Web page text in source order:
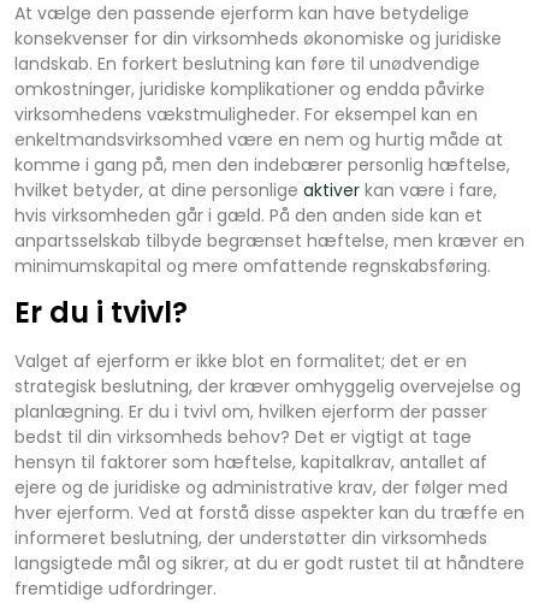
At vælge den passende ejerform kan have betydelige
konsekvenser for din virksomheds økonomiske og juridiske
landskab. En forkert beslutning kan føre til unødvendige
omkostninger, juridiske komplikationer og endda påvirke
virksomhedens vækstmuligheder. For eksempel kan en
enkeltmandsvirksomhed være en nem og hurtig måde at
komme i gang på, men den indebærer personlig hæftelse,
hvilket betyder, at dine personlige aktiver kan være i fare,
hvis virksomheden går i gæld. På den anden side kan et
anpartsselskab tilbyde begrænset hæftelse, men kræver en
minimumskapital og mere omfattende regnskabsføring.
Er du i tvivl?
Valget af ejerform er ikke blot en formalitet; det er en
strategisk beslutning, der kræver omhyggelig overvejelse og
planlægning. Er du i tvivl om, hvilken ejerform der passer
bedst til din virksomheds behov? Det er vigtigt at tage
hensyn til faktorer som hæftelse, kapitalkrav, antallet af
ejere og de juridiske og administrative krav, der følger med
hver ejerform. Ved at forstå disse aspekter kan du træffe en
informeret beslutning, der understøtter din virksomheds
langsigtede mål og sikrer, at du er godt rustet til at håndtere
fremtidige udfordringer.